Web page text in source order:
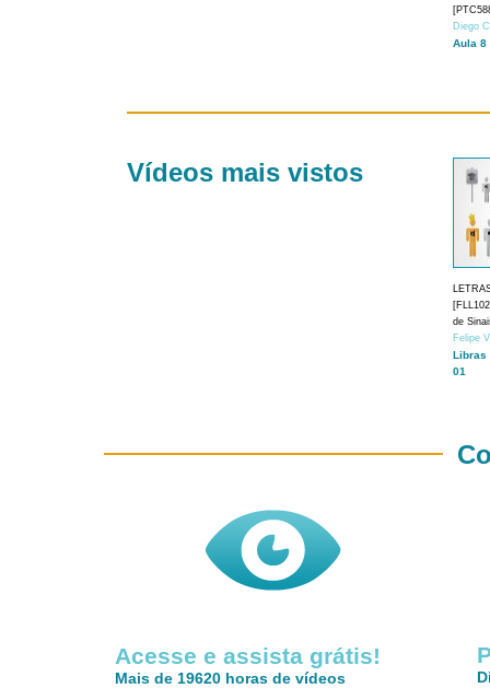
Diego
Aula 8
Vídeos mais vistos
de
Felipe
Libras
01
Acesse e assista grátis!
Mais de 19620 horas de vídeos